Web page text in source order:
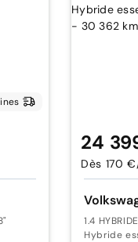
1.4
Hybride
24
Dès 170